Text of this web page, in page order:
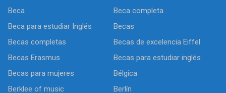
Beca
Beca completa
Beca para estudiar Inglés
Becas
Becas completas
Becas de excelencia Eiffel
Becas Erasmus
Becas para estudiar inglés
Becas para mujeres
Bélgica
Berklee of music
Berlín